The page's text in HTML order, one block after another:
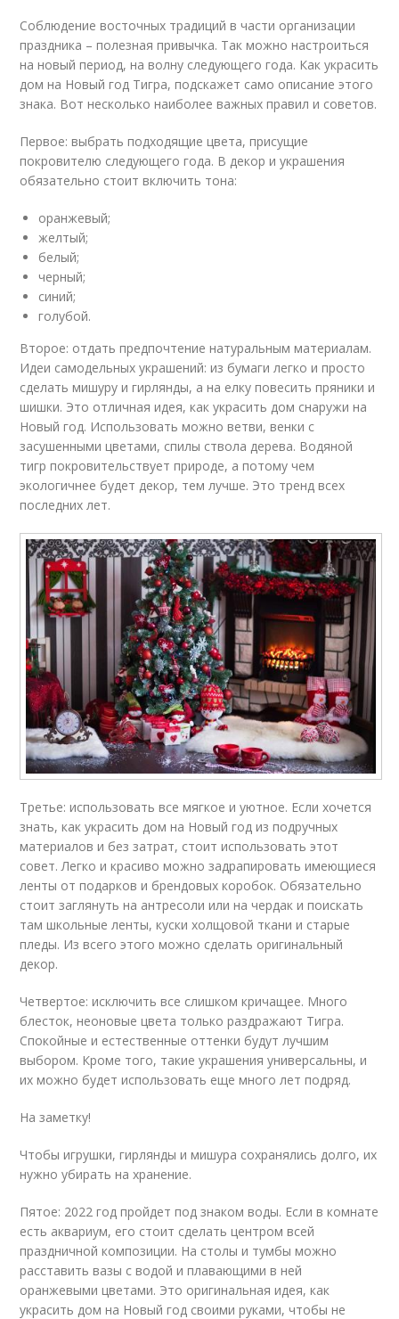
Соблюдение восточных традиций в части организации
праздника – полезная привычка. Так можно настроиться
на новый период, на волну следующего года. Как украсить
дом на Новый год Тигра, подскажет само описание этого
знака. Вот несколько наиболее важных правил и советов.
Первое: выбрать подходящие цвета, присущие
покровителю следующего года. В декор и украшения
обязательно стоит включить тона:
оранжевый;
желтый;
белый;
черный;
синий;
голубой.
Второе: отдать предпочтение натуральным материалам.
Идеи самодельных украшений: из бумаги легко и просто
сделать мишуру и гирлянды, а на елку повесить пряники и
шишки. Это отличная идея, как украсить дом снаружи на
Новый год. Использовать можно ветви, венки с
засушенными цветами, спилы ствола дерева. Водяной
тигр покровительствует природе, а потому чем
экологичнее будет декор, тем лучше. Это тренд всех
последних лет.
Третье: использовать все мягкое и уютное. Если хочется
знать, как украсить дом на Новый год из подручных
материалов и без затрат, стоит использовать этот
совет. Легко и красиво можно задрапировать имеющиеся
ленты от подарков и брендовых коробок. Обязательно
стоит заглянуть на антресоли или на чердак и поискать
там школьные ленты, куски холщовой ткани и старые
пледы. Из всего этого можно сделать оригинальный
декор.
Четвертое: исключить все слишком кричащее. Много
блесток, неоновые цвета только раздражают Тигра.
Спокойные и естественные оттенки будут лучшим
выбором. Кроме того, такие украшения универсальны, и
их можно будет использовать еще много лет подряд.
На заметку!
Чтобы игрушки, гирлянды и мишура сохранялись долго, их
нужно убирать на хранение.
Пятое: 2022 год пройдет под знаком воды. Если в комнате
есть аквариум, его стоит сделать центром всей
праздничной композиции. На столы и тумбы можно
расставить вазы с водой и плавающими в ней
оранжевыми цветами. Это оригинальная идея, как
украсить дом на Новый год своими руками, чтобы не